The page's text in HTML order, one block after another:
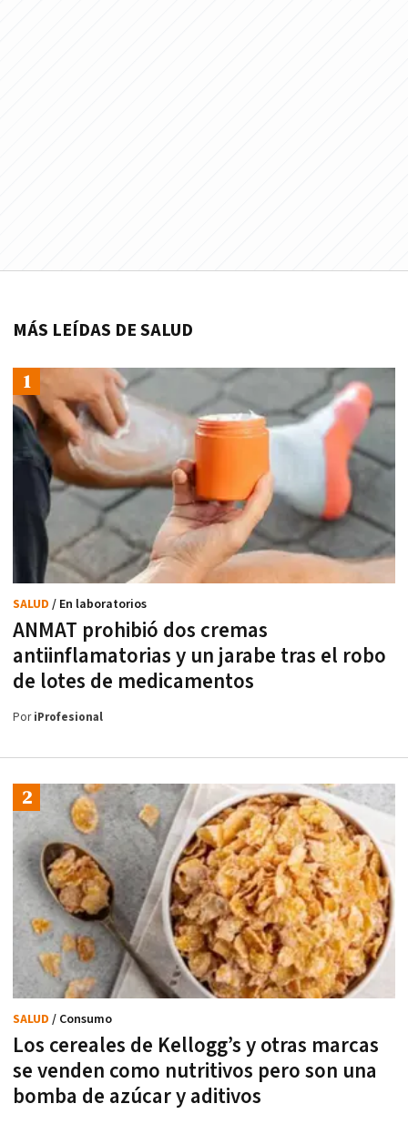
MÁS LEÍDAS DE SALUD
ANMAT prohibió dos cremas
antiinflamatorias y un jarabe tras el robo
de lotes de medicamentos
SALUD / En laboratorios
PoriProfesional
Los cereales de Kellogg’s y otras marcas
se venden como nutritivos pero son una
bomba de azúcar y aditivos
SALUD / Consumo